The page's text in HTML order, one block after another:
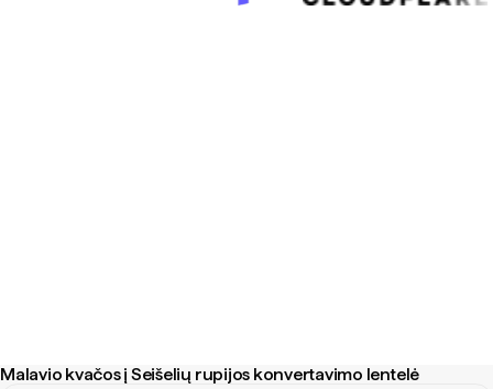
Malavio kvačos į Seišelių rupijos konvertavimo lentelė